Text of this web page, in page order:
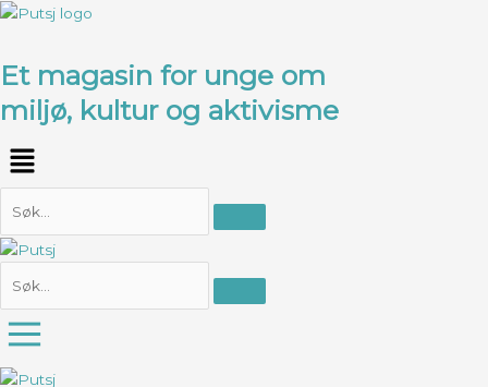
Hopp
innholdet
Et magasin for unge om
miljø, kultur og aktivisme
Meny